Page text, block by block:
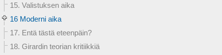
15. Valistuksen aika
16 Moderni aika
17. Entä tästä eteenpäin?
18. Girardin teorian kritiikkiä